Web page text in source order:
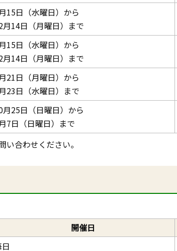
15日（水曜日）から
月14日（月曜日）まで
15日（水曜日）から
月14日（月曜日）まで
21日（月曜日）から
23日（水曜日）まで
月25日（日曜日）から
7日（日曜日）まで
合わせください。
開催日